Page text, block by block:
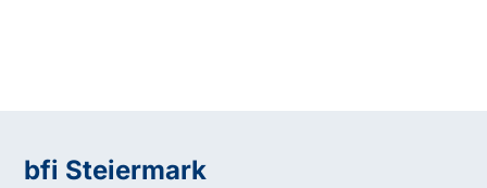
bfi Steiermark